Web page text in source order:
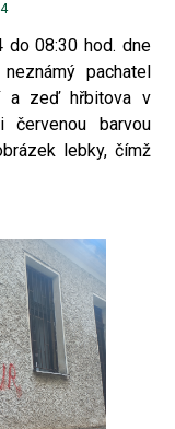
do 08:30 hod. dne
pachatel
a zeď hřbitova v
barvou
lebky, čímž